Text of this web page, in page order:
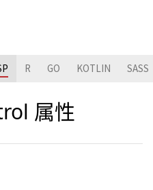
R GO KOTLIN SASS
属性